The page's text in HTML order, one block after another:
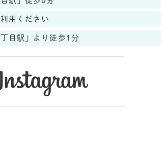
用ください
目駅」より徒歩1分